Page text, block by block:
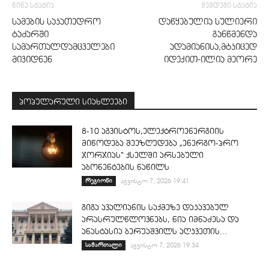
წინა სტატია
სამების საკათედრო
ტაძარში
სამართალდამცველები
მივიდნენ
შემდეგი სტატია
დაწყებულია სულიერი
განწმენდა
ადამიანისა,მტკიცედ
იდექით-ილია მეორე
პოპულარული სიახლეები
8-10 აგვისტოს,ელექტროენერგიის
მიწოდება შეეზღუდება „ენერგო-პრო
ჯორჯიას“ ქსელში არსებული
აბონენტების ნაწილს
რეგიონი აგვისტო 7, 2026 19:41
გიგა ავალიანის საქმეზე დაკავებულ
არასრულწლოვნებს, ნია იმნაძესა და
ანასტასია ბერუაშვილს აღკვეთის...
სამართალი აგვისტო 7, 2026 19:34